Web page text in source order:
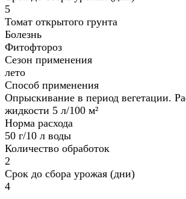
5
Томат открытого грунта
Болезнь
Фитофтороз
Сезон применения
лето
Способ применения
Опрыскивание в период вегетации.
жидкости 5 л/100 м²
Норма расхода
50 г/10 л воды
Количество обработок
2
Срок до сбора урожая (дни)
4